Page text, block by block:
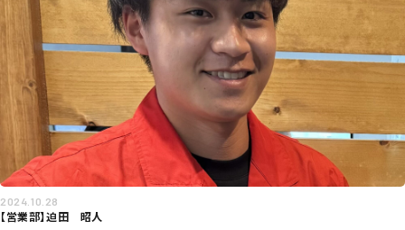
2024.10.28
【営業部】迫田 昭人